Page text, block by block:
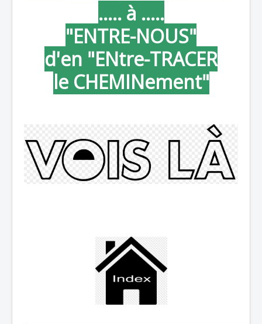
..... à .....
"ENTRE-NOUS"
d'en "ENtre-TRACER
le CHEMINement"